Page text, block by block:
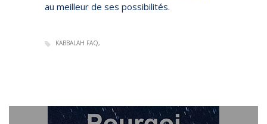
au meilleur de ses possibilités.
KABBALAH FAQ